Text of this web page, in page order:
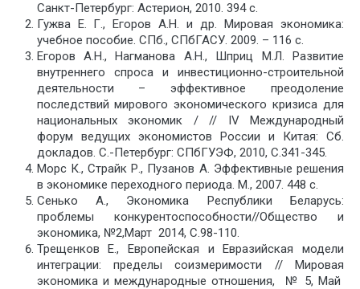
Санкт-Петербург: Астерион, 2010. 394 с.
Гужва Е. Г., Егоров А.Н. и др. Мировая экономика:
учебное пособие. СПб., СПбГАСУ. 2009. – 116 с.
Егоров А.Н., Нагманова А.Н., Шприц М.Л. Развитие
внутреннего спроса и инвестиционно-строительной
деятельности – эффективное преодоление
последствий мирового экономического кризиса для
национальных экономик / // IV Международный
форум ведущих экономистов России и Китая: Сб.
докладов. С.-Петербург: СПбГУЭФ, 2010, С.341-345.
Морс К., Страйк Р., Пузанов А. Эффективные решения
в экономике переходного периода. М., 2007. 448 с.
Сенько А., Экономика Республики Беларусь:
проблемы конкурентоспособности//Общество и
экономика, №2,Март 2014, C.98-110.
Трещенков Е., Европейская и Евразийская модели
интеграции: пределы соизмеримости // Мировая
экономика и международные отношения, № 5, Май